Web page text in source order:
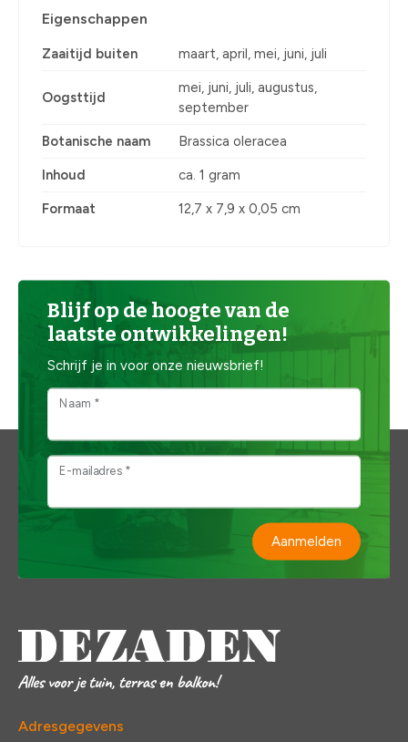
Eigenschappen
Zaaitijd buiten maart, april, mei, juni, juli
Oogsttijd
mei, juni, juli, augustus,
september
Botanische naam Brassica oleracea
Inhoud ca. 1 gram
Formaat 12,7 x 7,9 x 0,05 cm
Blijf op de hoogte van de
laatste ontwikkelingen!
Schrijf je in voor onze nieuwsbrief!
Naam *
E-mailadres *
Aanmelden
Adresgegevens